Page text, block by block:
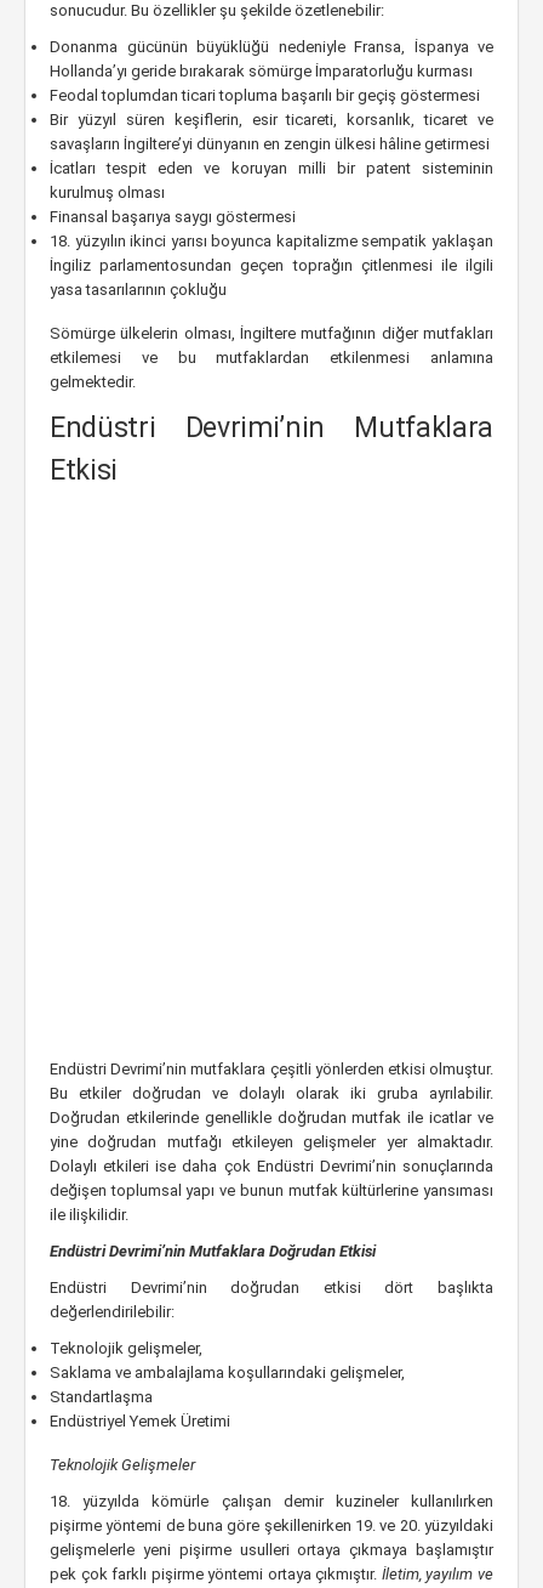
sonucudur. Bu özellikler şu şekilde özetlenebilir:
Donanma gücünün büyüklüğü nedeniyle Fransa, İspanya ve
Hollanda’yı geride bırakarak sömürge İmparatorluğu kurması
Feodal toplumdan ticari topluma başarılı bir geçiş göstermesi
Bir yüzyıl süren keşiflerin, esir ticareti, korsanlık, ticaret ve
savaşların İngiltere’yi dünyanın en zengin ülkesi hâline getirmesi
İcatları tespit eden ve koruyan milli bir patent sisteminin
kurulmuş olması
Finansal başarıya saygı göstermesi
18. yüzyılın ikinci yarısı boyunca kapitalizme sempatik yaklaşan
İngiliz parlamentosundan geçen toprağın çitlenmesi ile ilgili
yasa tasarılarının çokluğu
Sömürge ülkelerin olması, İngiltere mutfağının diğer mutfakları
etkilemesi ve bu mutfaklardan etkilenmesi anlamına
gelmektedir.
Endüstri Devrimi’nin Mutfaklara
Etkisi
Endüstri Devrimi’nin mutfaklara çeşitli yönlerden etkisi olmuştur.
Bu etkiler doğrudan ve dolaylı olarak iki gruba ayrılabilir.
Doğrudan etkilerinde genellikle doğrudan mutfak ile icatlar ve
yine doğrudan mutfağı etkileyen gelişmeler yer almaktadır.
Dolaylı etkileri ise daha çok Endüstri Devrimi’nin sonuçlarında
değişen toplumsal yapı ve bunun mutfak kültürlerine yansıması
ile ilişkilidir.
Endüstri Devrimi’nin Mutfaklara Doğrudan Etkisi
Endüstri Devrimi’nin doğrudan etkisi dört başlıkta
değerlendirilebilir:
Teknolojik gelişmeler,
Saklama ve ambalajlama koşullarındaki gelişmeler,
Standartlaşma
Endüstriyel Yemek Üretimi
Teknolojik Gelişmeler
18. yüzyılda kömürle çalışan demir kuzineler kullanılırken
pişirme yöntemi de buna göre şekillenirken 19. ve 20. yüzyıldaki
gelişmelerle yeni pişirme usulleri ortaya çıkmaya başlamıştır
pek çok farklı pişirme yöntemi ortaya çıkmıştır. İletim, yayılım ve